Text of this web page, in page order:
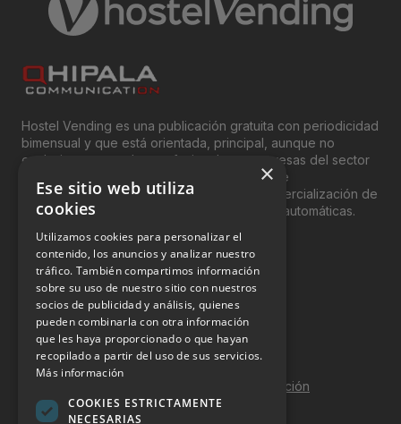
Hostel Vending es una publicación gratuita con periodicidad
bimensual y que está orientada, principal, aunque no
exclusivamente, a los profesionales y empresas del sector
del “Vending”; nombre con el que se conoce
genéricamente entre profesionales a la comercialización de
productos y servicios a través de máquinas automáticas.
INFORMACIÓN LEGAL
Aviso Legal
Política de Privacidad
Política de Cookies
Política de calidad y seguridad de la información
Contacto
×
Ese sitio web utiliza
cookies
Utilizamos cookies para personalizar el
contenido, los anuncios y analizar nuestro
tráfico. También compartimos información
sobre su uso de nuestro sitio con nuestros
socios de publicidad y análisis, quienes
pueden combinarla con otra información
que les haya proporcionado o que hayan
recopilado a partir del uso de sus servicios.
Más información
COOKIES ESTRICTAMENTE
NECESARIAS